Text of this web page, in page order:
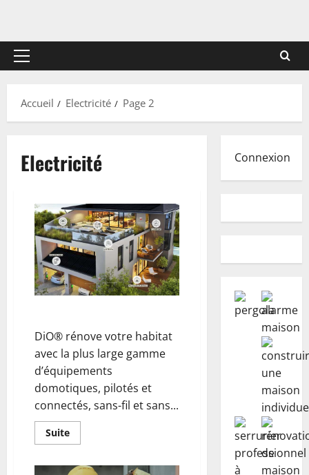
Menu
Accueil
Electricité Page 2
Electricité
DiO® rénove votre habitat
avec la plus large gamme
d’équipements
domotiques, pilotés et
connectés, sans-fil et sans...
SuiteEn
savoir
Infos
Connexion